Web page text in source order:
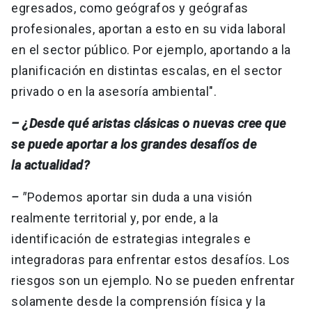
egresados, como geógrafos y geógrafas
profesionales, aportan a esto en su vida laboral
en el sector público. Por ejemplo, aportando a la
planificación en distintas escalas, en el sector
privado o en la asesoría ambiental".
– ¿Desde qué aristas clásicas o nuevas cree que
se puede aportar a los grandes desafíos de
la actualidad?
– "Podemos aportar sin duda a una visión
realmente territorial y, por ende, a la
identificación de estrategias integrales e
integradoras para enfrentar estos desafíos. Los
riesgos son un ejemplo. No se pueden enfrentar
solamente desde la comprensión física y la